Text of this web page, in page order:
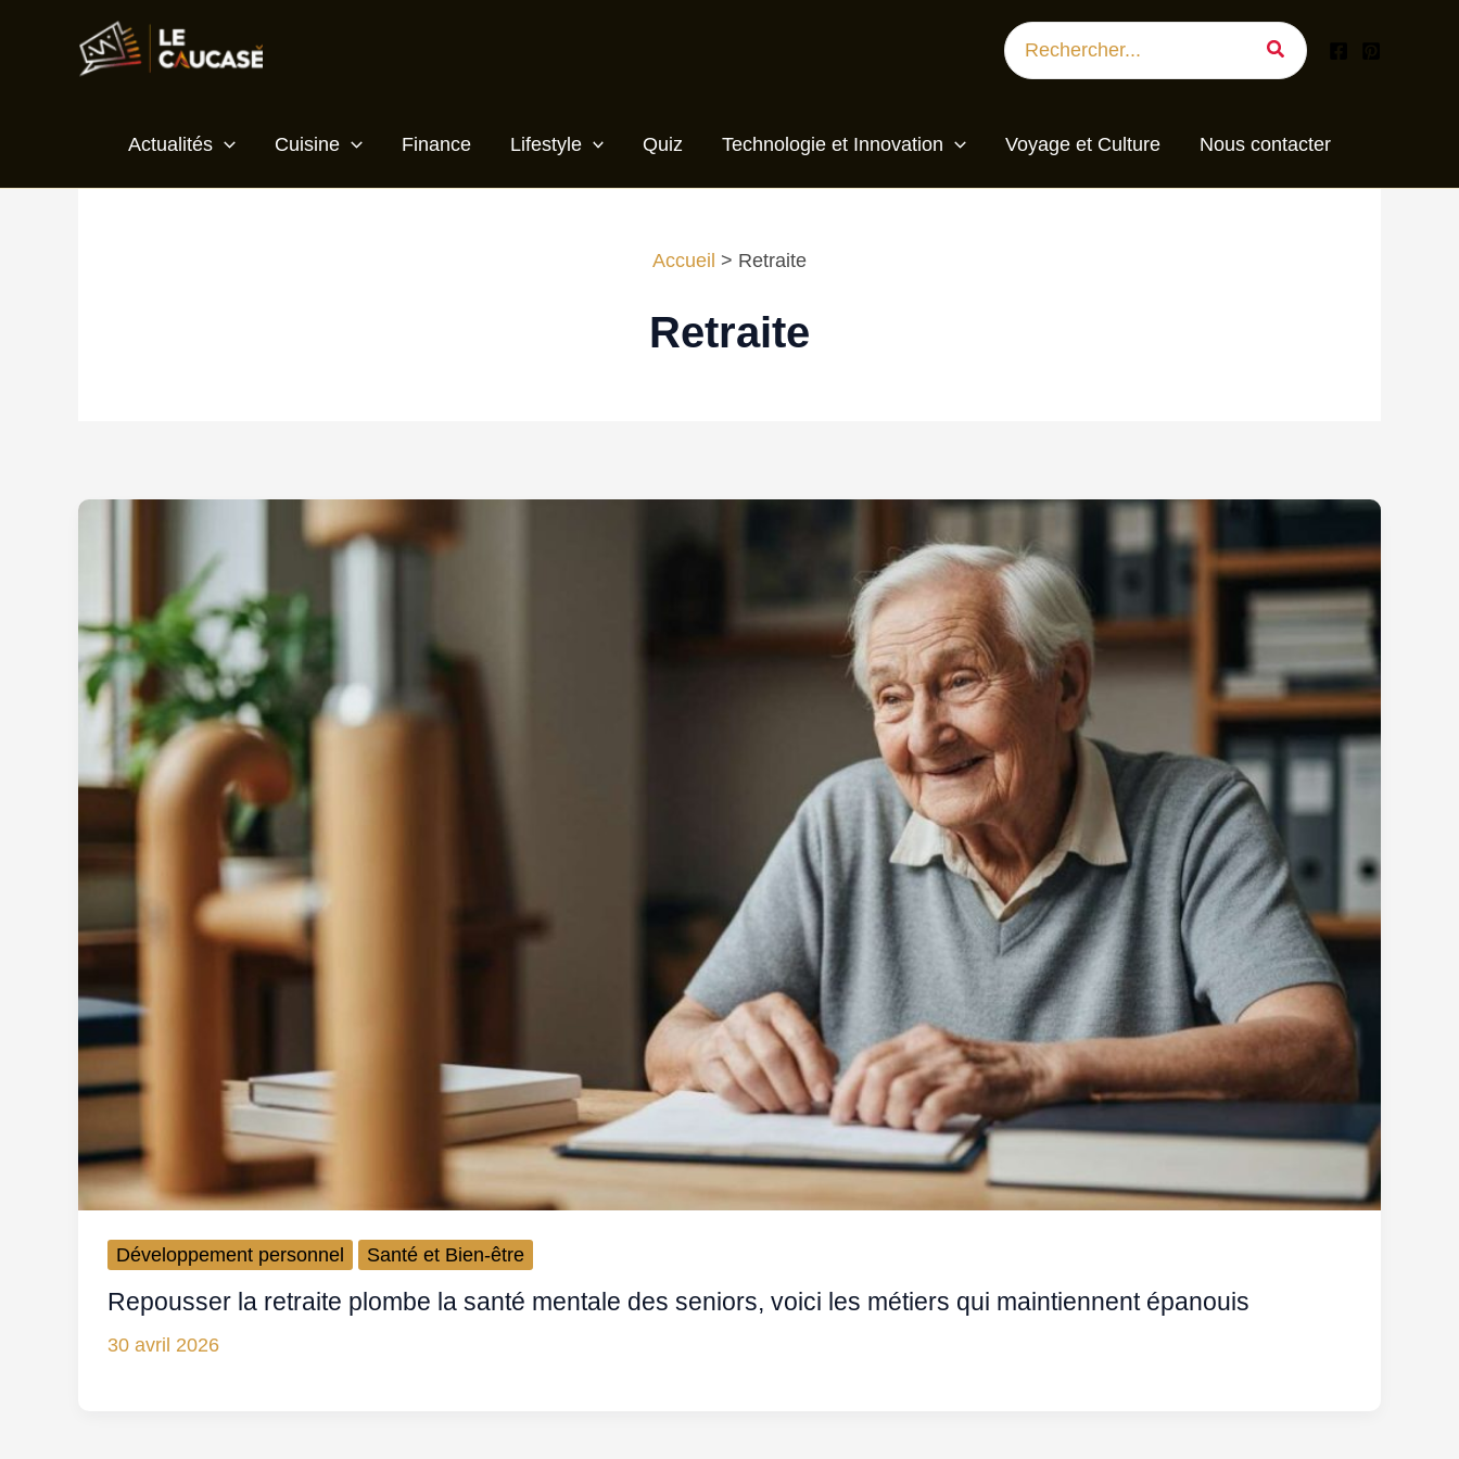
Search
for:
Actualités Cuisine Finance Lifestyle Quiz Technologie et Innovation Voyage et Culture Nous contacter
Accueil Retraite
Retraite
Développement personnel Santé et Bien-être
Repousser la retraite plombe la santé mentale des seniors, voici les métiers qui maintiennent épanouis
30 avril 2026